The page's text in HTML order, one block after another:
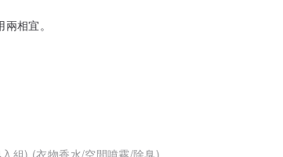
相宜。
組) (衣物香水/空間噴霧/除臭)